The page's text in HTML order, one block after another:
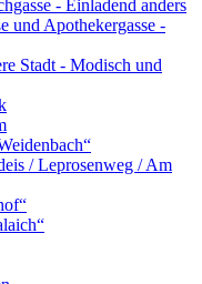
- Einladend anders
und Apothekergasse -
Stadt - Modisch und
/ Leprosenweg / Am